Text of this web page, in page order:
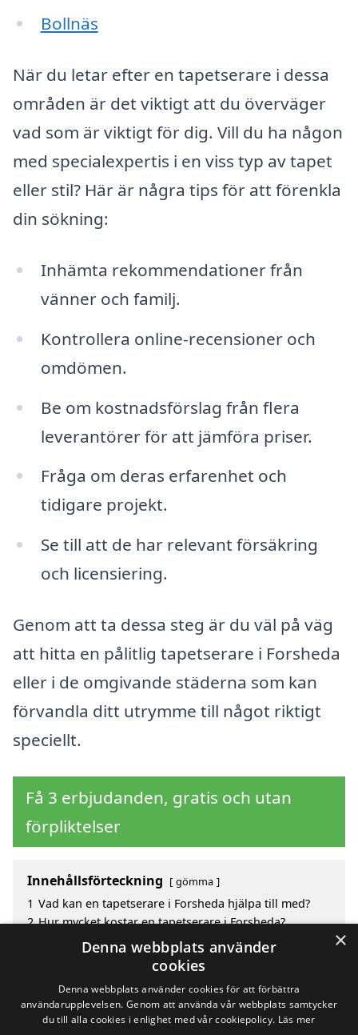
Bollnäs
När du letar efter en tapetserare i dessa
områden är det viktigt att du överväger
vad som är viktigt för dig. Vill du ha någon
med specialexpertis i en viss typ av tapet
eller stil? Här är några tips för att förenkla
din sökning:
Inhämta rekommendationer från
vänner och familj.
Kontrollera online-recensioner och
omdömen.
Be om kostnadsförslag från flera
leverantörer för att jämföra priser.
Fråga om deras erfarenhet och
tidigare projekt.
Se till att de har relevant försäkring
och licensiering.
Genom att ta dessa steg är du väl på väg
att hitta en pålitlig tapetserare i Forsheda
eller i de omgivande städerna som kan
förvandla ditt utrymme till något riktigt
speciellt.
Få 3 erbjudanden, gratis och utan
förpliktelser
Innehållsförteckning gömma
1 Vad kan en tapetserare i Forsheda hjälpa till med?
2 Hur mycket kostar en tapetserare i Forsheda?
Fördelar med att välja tapetserare i Forsheda
Sök efter en skicklig tapetserare i de omgivande
×
Denna webbplats använder
cookies
Denna webbplats använder cookies för att förbättra
användarupplevelsen. Genom att använda vår webbplats samtycker
du till alla cookies i enlighet med vår cookiepolicy. Läs mer